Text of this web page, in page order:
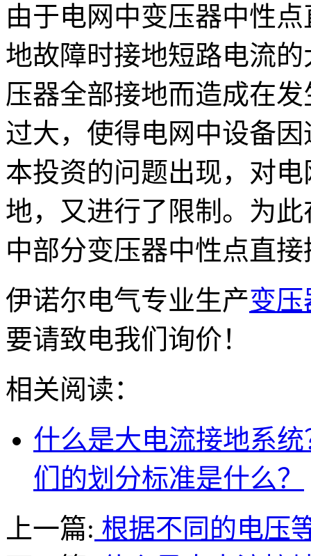
由于电网中变压器中性
地故障时接地短路电流
压器全部接地而造成在
过大，使得电网中设备
本投资的问题出现，对
地，又进行了限制。为
中部分变压器中性点直
伊诺尔电气专业生产变
要请致电我们询价！
相关阅读：
什么是大电流接地系
们的划分标准是什么？
上一篇: 根据不同的电压